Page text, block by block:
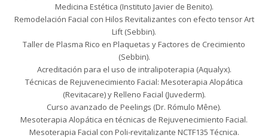
Medicina Estética (Instituto Javier de Benito).
Remodelación Facial con Hilos Revitalizantes con efecto tensor Art
Lift (Sebbin).
Taller de Plasma Rico en Plaquetas y Factores de Crecimiento
(Sebbin).
Acreditación para el uso de intralipoterapia (Aqualyx).
Técnicas de Rejuvenecimiento Facial: Mesoterapia Alopática
(Revitacare) y Relleno Facial (Juvederm).
Curso avanzado de Peelings (Dr. Rómulo Mêne).
Mesoterapia Alopática en técnicas de Rejuvenecimiento Facial.
Mesoterapia Facial con Poli-revitalizante NCTF135 Técnica.